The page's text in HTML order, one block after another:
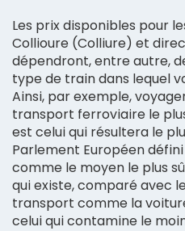
Les prix disponibles pour
Collioure (Colliure) et
dépendront, entre autre,
type de train dans lequel
Ainsi, par exemple,
transport ferroviaire le
est celui qui résultera le
Parlement Européen
comme le moyen le plus
qui existe, comparé avec
transport comme la
celui qui contamine le